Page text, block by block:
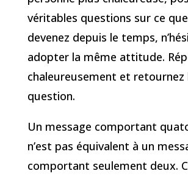
véritables questions sur ce
devenez depuis le temps,
adopter la même attitude.
chaleureusement et retournez
question.
Un message comportant
n’est pas équivalent à un
comportant seulement deux.